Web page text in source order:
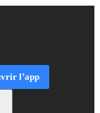
l’app